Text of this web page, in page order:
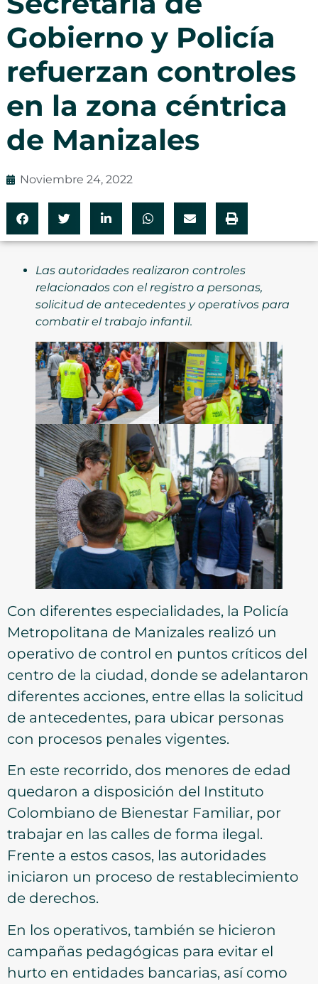
Gobierno y Policía
refuerzan controles
en la zona céntrica
de Manizales
Noviembre 24, 2022
Las autoridades realizaron controles
relacionados con el registro a personas,
solicitud de antecedentes y operativos para
combatir el trabajo infantil.
Con diferentes especialidades, la Policía
Metropolitana de Manizales realizó un
operativo de control en puntos críticos del
centro de la ciudad, donde se adelantaron
diferentes acciones, entre ellas la solicitud
de antecedentes, para ubicar personas
con procesos penales vigentes.
En este recorrido, dos menores de edad
quedaron a disposición del Instituto
Colombiano de Bienestar Familiar, por
trabajar en las calles de forma ilegal.
Frente a estos casos, las autoridades
iniciaron un proceso de restablecimiento
de derechos.
En los operativos, también se hicieron
campañas pedagógicas para evitar el
hurto en entidades bancarias, así como